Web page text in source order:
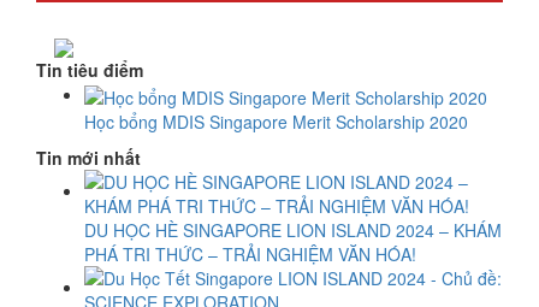
Tin tiêu điểm
Học bổng MDIS Singapore Merit Scholarship 2020
Tin mới nhất
DU HỌC HÈ SINGAPORE LION ISLAND 2024 – KHÁM
PHÁ TRI THỨC – TRẢI NGHIỆM VĂN HÓA!